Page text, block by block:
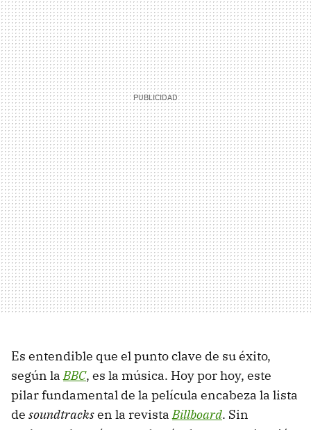
Es entendible que el punto clave de su éxito,
según laBBC, es la música. Hoy por hoy, este
pilar fundamental de la película encabeza la lista
de soundtracksen la revistaBillboard. Sin